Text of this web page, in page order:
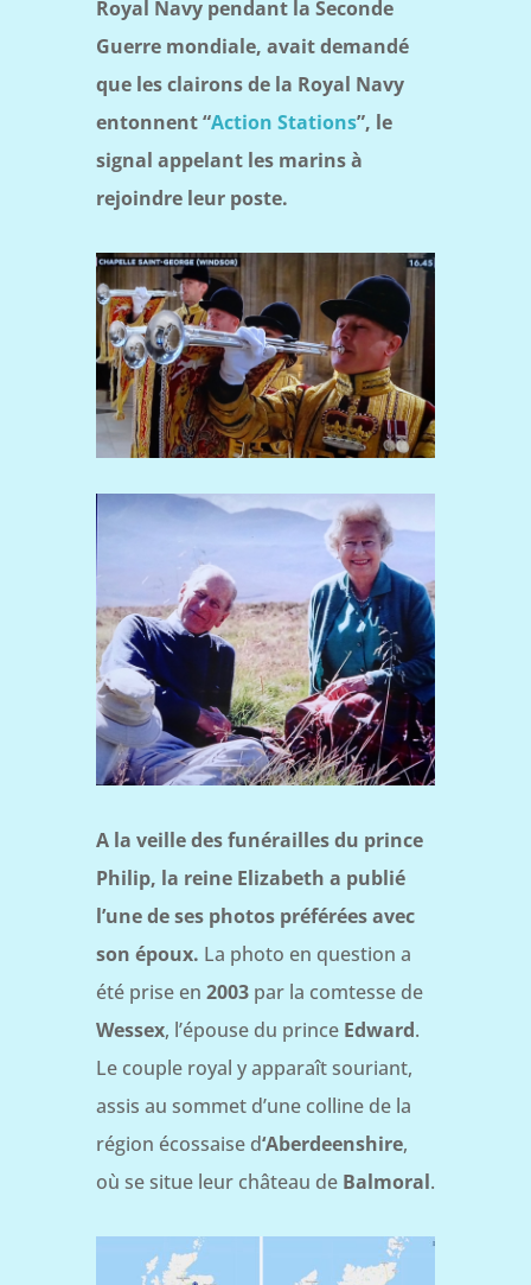
Royal Navy pendant la Seconde
Guerre mondiale, avait demandé
que les clairons de la Royal Navy
entonnent “Action Stations”, le
signal appelant les marins à
rejoindre leur poste.
A la veille des funérailles du prince
Philip, la reine Elizabeth a publié
l’une de ses photos préférées avec
son époux. La photo en question a
été prise en 2003par la comtesse de
Wessex, l’épouse du prince Edward.
Le couple royal y apparaît souriant,
assis au sommet d’une colline de la
région écossaise d‘Aberdeenshire,
où se situe leur château de Balmoral.